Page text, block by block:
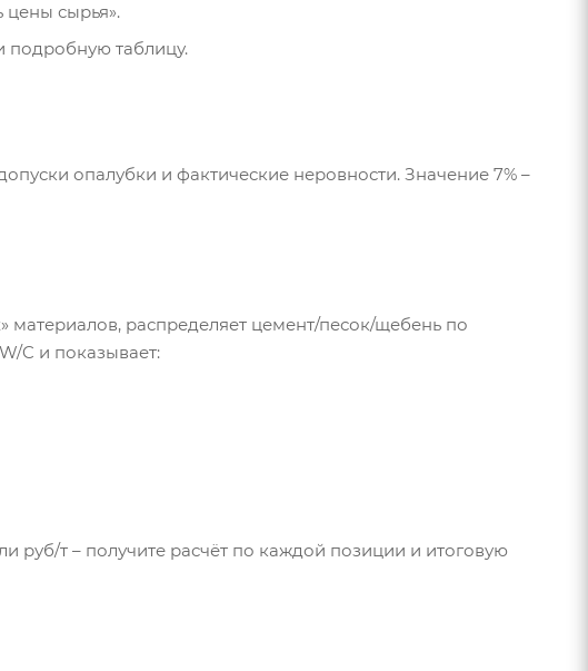
цены сырья».
подробную таблицу.
опалубки и фактические неровности. Значение 7% –
материалов, распределяет цемент/песок/щебень по
C и показывает:
руб/т – получите расчёт по каждой позиции и итоговую